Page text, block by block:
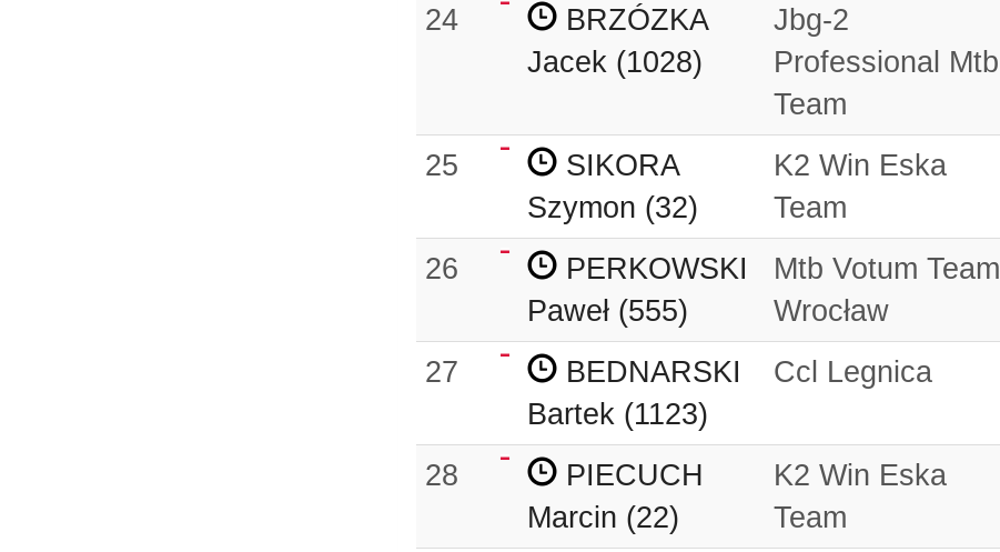
24
BRZÓZKA
Jacek (1028)
Jbg-2
Professional Mtb
Team
25
SIKORA
Szymon (32)
K2 Win Eska
Team
26
PERKOWSKI
Paweł (555)
Mtb Votum Team
Wrocław
27
BEDNARSKI
Bartek (1123)
Ccl Legnica
28
PIECUCH
Marcin (22)
K2 Win Eska
Team